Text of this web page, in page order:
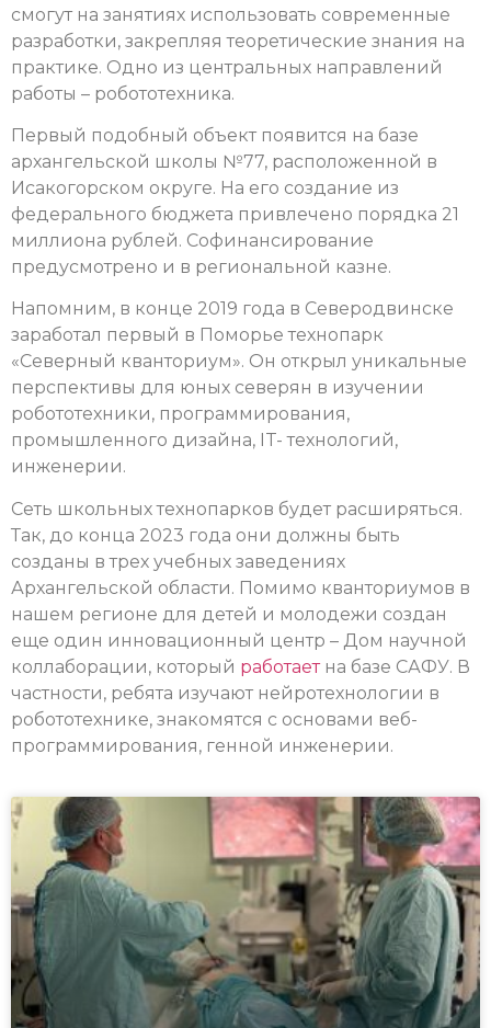
смогут на занятиях использовать современные
разработки, закрепляя теоретические знания на
практике. Одно из центральных направлений
работы – робототехника.
Первый подобный объект появится на базе
архангельской школы №77, расположенной в
Исакогорском округе. На его создание из
федерального бюджета привлечено порядка 21
миллиона рублей. Софинансирование
предусмотрено и в региональной казне.
Напомним, в конце 2019 года в Северодвинске
заработал первый в Поморье технопарк
«Северный кванториум». Он открыл уникальные
перспективы для юных северян в изучении
робототехники, программирования,
промышленного дизайна, IT- технологий,
инженерии.
Сеть школьных технопарков будет расширяться.
Так, до конца 2023 года они должны быть
созданы в трех учебных заведениях
Архангельской области. Помимо кванториумов в
нашем регионе для детей и молодежи создан
еще один инновационный центр – Дом научной
коллаборации, который работаетна базе САФУ. В
частности, ребята изучают нейротехнологии в
робототехнике, знакомятся с основами веб-
программирования, генной инженерии.